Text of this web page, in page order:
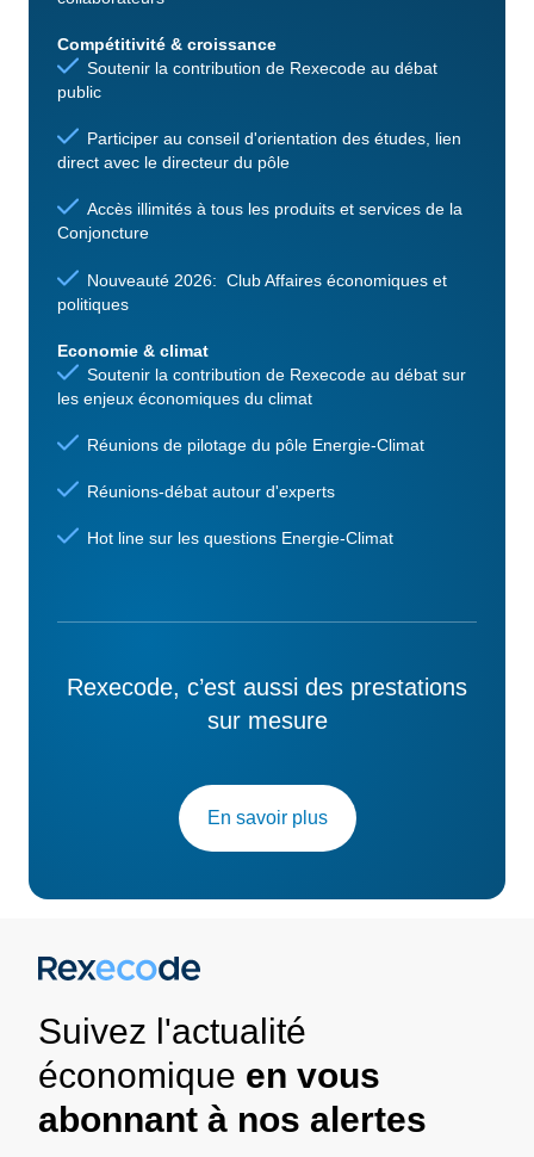
Compétitivité & croissance
Soutenir la contribution de Rexecode au débat
public
Participer au conseil d'orientation des études, lien
direct avec le directeur du pôle
Accès illimités à tous les produits et services de la
Conjoncture
Nouveauté 2026: Club Affaires économiques et
politiques
Economie & climat
Soutenir la contribution de Rexecode au débat sur
les enjeux économiques du climat
Réunions de pilotage du pôle Energie-Climat
Réunions-débat autour d'experts
Hot line sur les questions Energie-Climat
Rexecode, c’est aussi des prestations
sur mesure
En savoir plus
Suivez l'actualité
économique en vous
abonnant à nos alertes